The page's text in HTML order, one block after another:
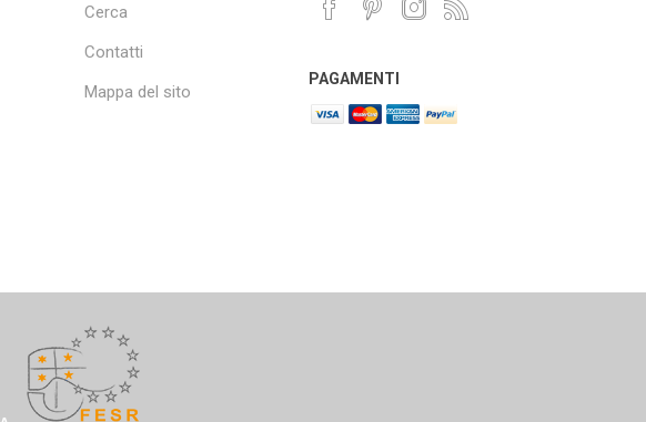
Cerca
Contatti
Mappa del sito
PAGAMENTI